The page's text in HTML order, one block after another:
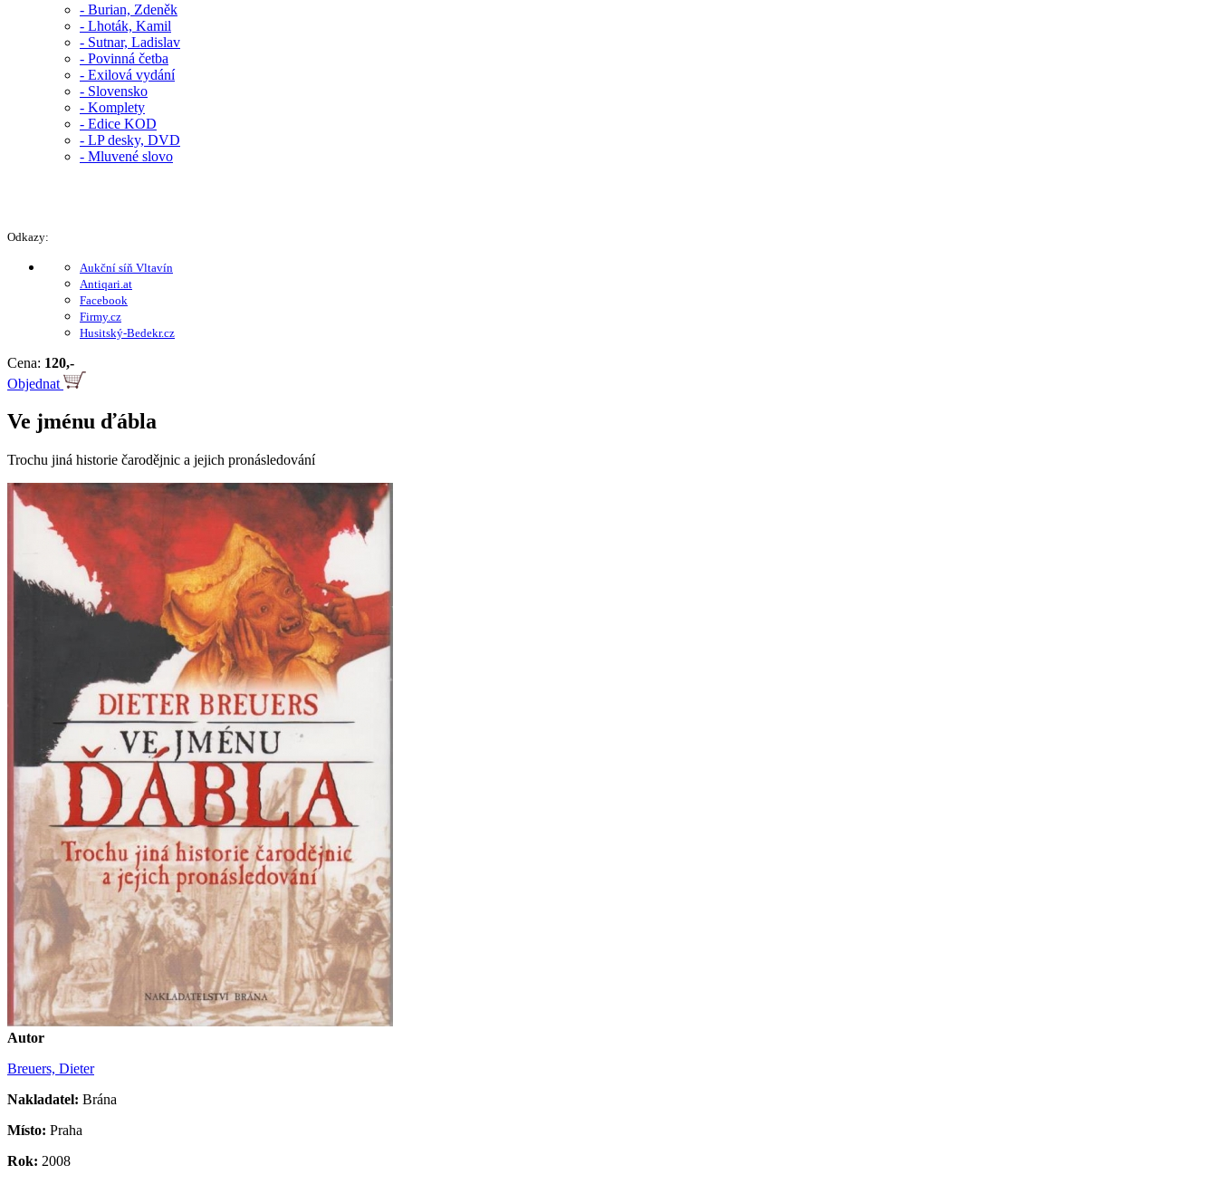
- Burian, Zdeněk
- Lhoták, Kamil
- Sutnar, Ladislav
- Povinná četba
- Exilová vydání
- Slovensko
- Komplety
- Edice KOD
- LP desky, DVD
- Mluvené slovo
Odkazy:
Aukční síň Vltavín
Antiqari.at
Facebook
Firmy.cz
Husitský-Bedekr.cz
Cena: 120,-
Objednat
Ve jménu ďábla
Trochu jiná historie čarodějnic a jejich pronásledování
Autor
Breuers, Dieter
Nakladatel: Brána
Místo: Praha
Rok: 2008